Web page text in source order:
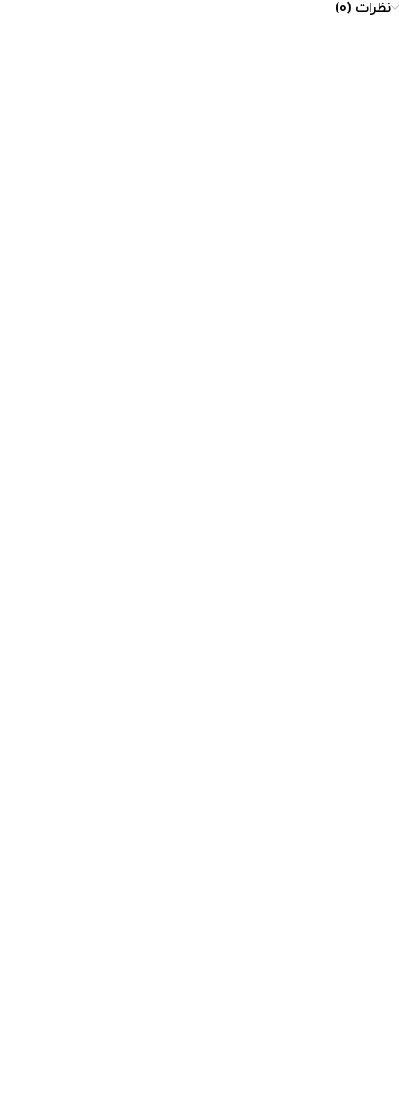
نظرات (0)